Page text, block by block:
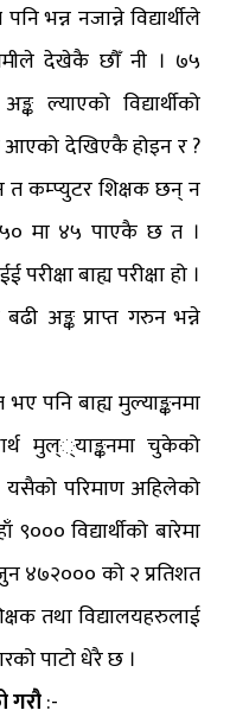
भन्न नजान्ने विद्यार्थीले
देखेकै छौँ नी । ७५
ल्याएको विद्यार्थीको
आएको देखिएकै होइन र ?
त कम्प्युटर शिक्षक छन् न
मा ४५ पाएकै छ त ।
बाह्य परीक्षा हो ।
बढी अङ्क प्राप्त गरुन भन्ने
पनि बाह्य मुल्याङ्कनमा
मुल््याङ्कनमा चुकेको
यसैको परिमाण अहिलेको
विद्यार्थीको बारेमा
४७२००० को २ प्रतिशत
तथा विद्यालयहरुलाई
पाटो धेरै छ ।
गरौ:-